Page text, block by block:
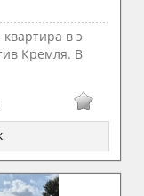
в э
Кремля. В